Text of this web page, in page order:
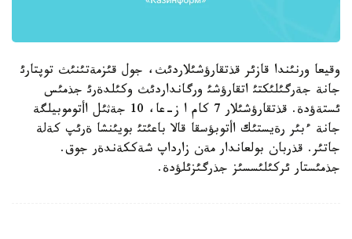
وقيعا ورنئندا قازئر قذتقارؤشئلاردئث، جول قئزمةتئنئث توپتارئ
جانة جةرگئلئكتئ اتقارؤشئ ورگانداردئث وكئلدةرئ جذمئس
ئستةؤدة. قذتقارؤشئلار 7 كام ا ز-عا، 10 جةثئل اأتوموبيلگة
جانة ءبئر رةيستئك اأتوبؤسقا قالا باعئتئ بويئنشا ةرئپ كةلة
جاتئر. قذربان بولعاندار مةن زارداپ شةككةندةر جوق.
جذمئستار ئركئلئسسئز جذرگئزئلؤدة.